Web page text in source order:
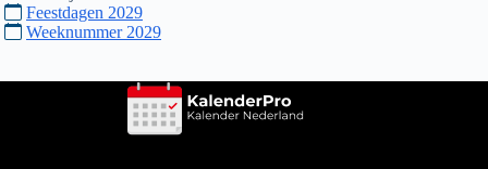
Feestdagen 2029
Weeknummer 2029